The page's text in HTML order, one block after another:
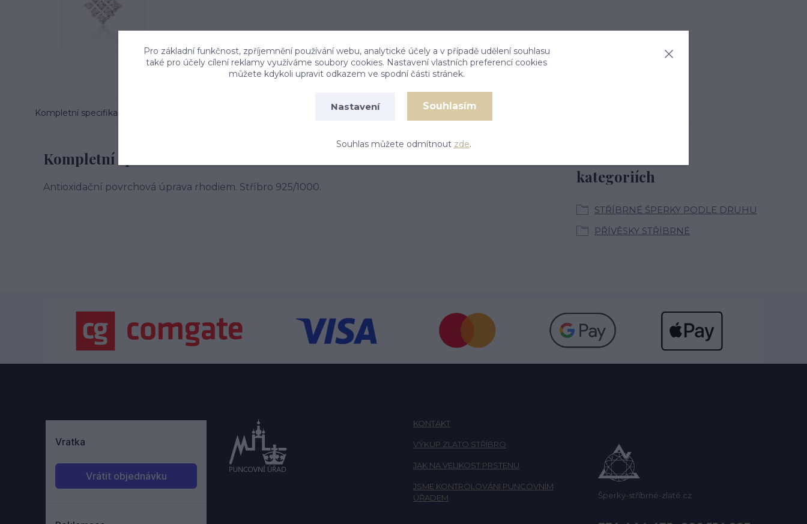
Kompletní specifikace
Kompletní specifikace
Antioxidační povrchová úprava rhodiem. Stříbro 925/1000.
kategoriích
STŘÍBRNÉ ŠPERKY PODLE DRUHU
PŘÍVĚSKY STŘÍBRNÉ
KONTAKT
VÝKUP ZLATO STŘÍBRO
JAK NA VELIKOST PRSTENU
JSME KONTROLOVÁNI PUNCOVNÍM
ÚŘADEM
Šperky-stříbrné-zlaté.cz
Pro základní funkčnost, zpříjemnění používání webu, analytické účely a v případě udělení souhlasu
také pro účely cílení reklamy využíváme soubory cookies. Nastavení vlastních preferencí cookies
můžete kdykoli upravit odkazem ve spodní části stránek.
Nastavení Souhlasím
Souhlas můžete odmítnout zde.